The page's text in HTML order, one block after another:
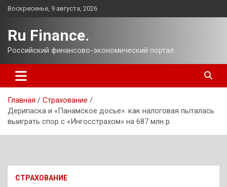
Перейти
Воскресенье, 9 августа, 2026
Ru Finance.
Российский финансово-экономический портал.
Главная
Страхование
Дерипаска и «Панамское досье»: как налоговая пыталась
выиграть спор с «Ингосстрахом» на 687 млн р.
СТРАХОВАНИЕ